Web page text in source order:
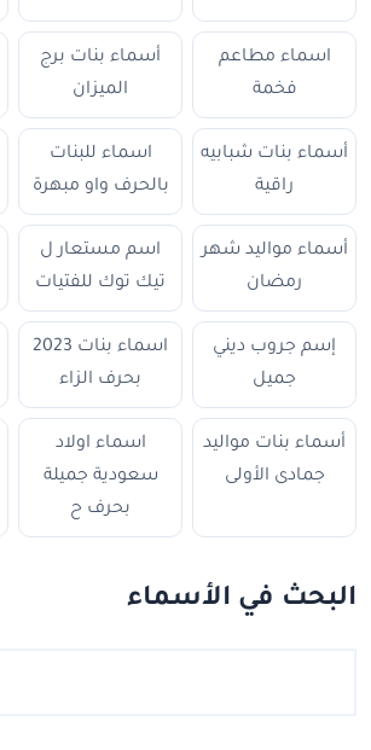
اسماء مطاعم
فخمة
أسماء بنات برج
الميزان
أسماء بنات شبابيه
راقية
اسماء للبنات
بالحرف واو مبهرة
أسماء مواليد شهر
رمضان
اسم مستعار ل
تيك توك للفتيات
إسم جروب ديني
جميل
اسماء بنات 2023
بحرف الزاء
أسماء بنات مواليد
جمادى الأولى
اسماء اولاد
سعودية جميلة
بحرف ح
البحث في الأسماء